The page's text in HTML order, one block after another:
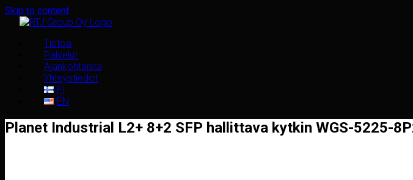
Skip to content
Tietoa
Palvelut
Ajankohtaista
Yhteystiedot
FI
EN
Planet Industrial L2+ 8+2 SFP hallittava kytkin WGS-5225-